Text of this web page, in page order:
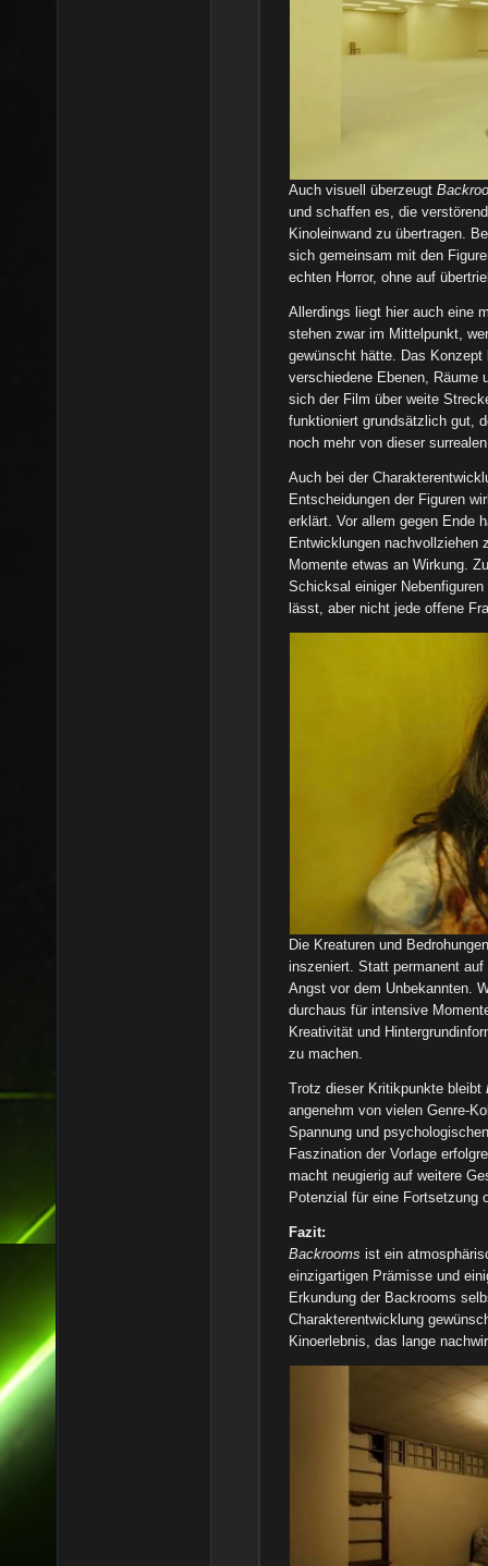
Auch visuell überzeugt
und schaffen es, die
Kinoleinwand zu übertragen.
sich gemeinsam mit den
echten Horror, ohne auf
Allerdings liegt hier auch eine
stehen zwar im Mittelpunkt,
gewünscht hätte. Das
verschiedene Ebenen, Räume
sich der Film über weite
funktioniert grundsätzlich gut,
noch mehr von dieser
Auch bei der
Entscheidungen der Figuren
erklärt. Vor allem gegen Ende
Entwicklungen nachvollziehen
Momente etwas an Wirkung.
Schicksal einiger
lässt, aber nicht jede offene
Die Kreaturen und
inszeniert. Statt permanent
Angst vor dem Unbekannten.
durchaus für intensive
Kreativität und
zu machen.
Trotz dieser Kritikpunkte bleibt
angenehm von vielen Genre-
Spannung und
Faszination der Vorlage
macht neugierig auf weitere
Potenzial für eine Fortsetzung
Fazit:
Backrooms ist ein
einzigartigen Prämisse und
Erkundung der Backrooms
Charakterentwicklung
Kinoerlebnis, das lange